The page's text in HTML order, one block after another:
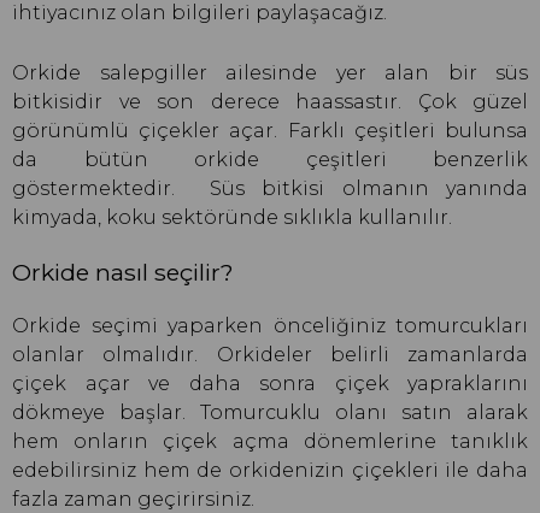
ihtiyacınız olan bilgileri paylaşacağız.
Orkide salepgiller ailesinde yer alan bir süs
bitkisidir ve son derece haassastır. Çok güzel
görünümlü çiçekler açar. Farklı çeşitleri bulunsa
da bütün orkide çeşitleri benzerlik
göstermektedir. Süs bitkisi olmanın yanında
kimyada, koku sektöründe sıklıkla kullanılır.
Orkide nasıl seçilir?
Orkide seçimi yaparken önceliğiniz tomurcukları
olanlar olmalıdır. Orkideler belirli zamanlarda
çiçek açar ve daha sonra çiçek yapraklarını
dökmeye başlar. Tomurcuklu olanı satın alarak
hem onların çiçek açma dönemlerine tanıklık
edebilirsiniz hem de orkidenizin çiçekleri ile daha
fazla zaman geçirirsiniz.